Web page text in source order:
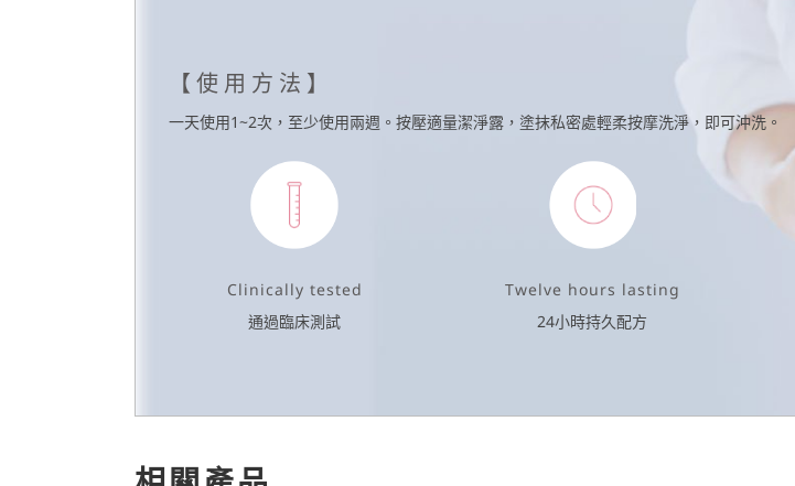
【使用方法】
一天使用1~2次，至少使用兩週。按壓適量潔淨露，塗抹私密處輕柔按摩洗淨，即可沖洗。
Clinically tested
通過臨床測試
Twelve hours lasting
24小時持久配方